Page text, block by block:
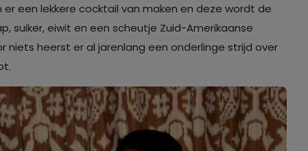
een lekkere cocktail van maken en deze wordt de
suiker, eiwit en een scheutje Zuid-Amerikaanse
niets heerst er al jarenlang een onderlinge strijd over